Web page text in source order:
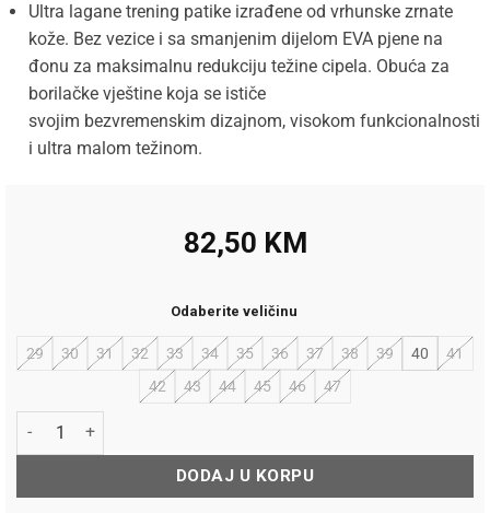
Ultra laganetrening patike izrađene od vrhunske zrnate
kože. Bez vezice i sa smanjenim dijelom EVA pjene na
đonu za maksimalnu redukciju težine cipela. Obuća za
borilačke vještine koja se ističe
svojim bezvremenskim dizajnom, visokom funkcionalnosti
i ultra malom težinom.
82,50 KM
Odaberite veličinu
29 30 31 32 33 34 35 36 37 38 39 40
41
42
43 44 45 46 47
Kwon Patike Taekwondo 60760 Black količina
DODAJ U KORPU